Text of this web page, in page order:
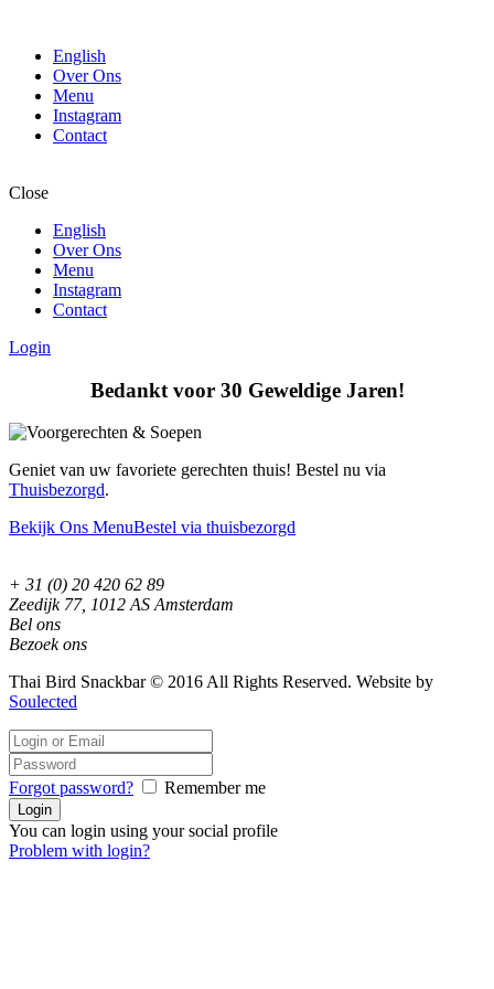
English
Over Ons
Menu
Instagram
Contact
Close
English
Over Ons
Menu
Instagram
Contact
Login
Bedankt voor 30 Geweldige Jaren!
Geniet van uw favoriete gerechten thuis! Bestel nu via
Thuisbezorgd.
Bekijk Ons MenuBestel via thuisbezorgd
+ 31 (0) 20 420 62 89
Zeedijk 77, 1012 AS Amsterdam
Bel ons
Bezoek ons
Thai Bird Snackbar © 2016 All Rights Reserved. Website by
Soulected
Forgot password? Remember me
You can login using your social profile
Problem with login?